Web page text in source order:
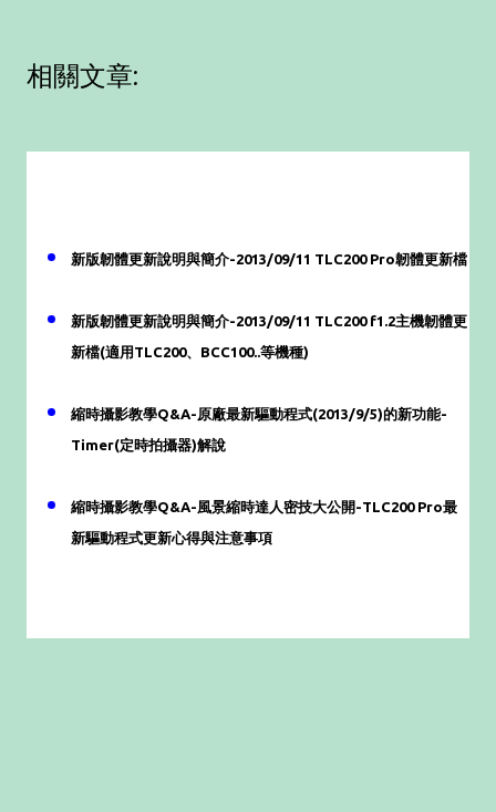
相關文章:
新版韌體更新說明與簡介-2013/09/11 TLC200 Pro韌體更新檔
新版韌體更新說明與簡介-2013/09/11 TLC200 f1.2主機韌體更
新檔(適用TLC200、BCC100..等機種)
縮時攝影教學Q&A-原廠最新驅動程式(2013/9/5)的新功能-
Timer(定時拍攝器)解說
縮時攝影教學Q&A-風景縮時達人密技大公開-TLC200 Pro最
新驅動程式更新心得與注意事項